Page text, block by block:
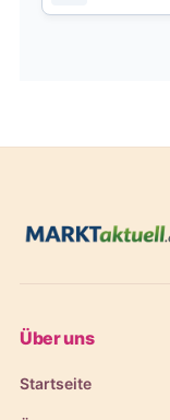
Über uns
Startseite